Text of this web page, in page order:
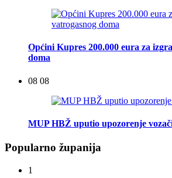
Općini Kupres 200.000 eura za
doma
08 08
MUP HBŽ uputio upozorenje
Popularno županija
1